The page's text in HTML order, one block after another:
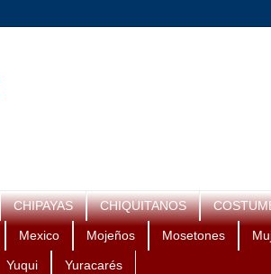
CHIPAYAS CHIQUITANOS
Mexico Mojeños Mosetones
Yuqui Yuracarés